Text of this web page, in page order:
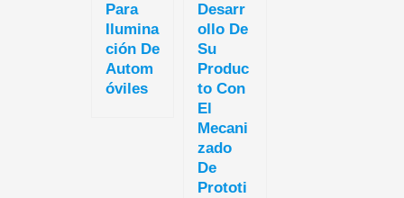
Para
Ilumina
Ción De
Autom
Óviles
Desarr
Ollo De
Su
Produc
To Con
El
Mecani
Zado
De
Prototi